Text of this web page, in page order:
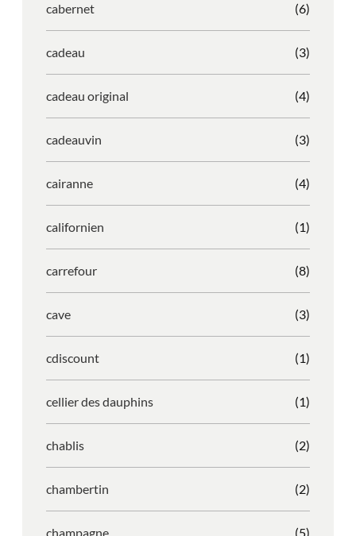
cabernet (6)
cadeau (3)
cadeau original (4)
cadeauvin (3)
cairanne (4)
californien (1)
carrefour (8)
cave (3)
cdiscount (1)
cellier des dauphins (1)
chablis (2)
chambertin (2)
champagne (5)